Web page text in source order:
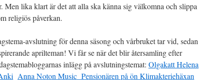
Men lika klart är det att alla ska känna sig välkomna och slippa
religiös påverkan.
avslutning för denna säsong och vårbruket tar vid, sedan
aprilteman! Vi får se när det blir återsamling efter
inlägg på avslutningstemat: OlgakattHelena
Anna Noton Music Pensionären på ön Klimakteriehäxan